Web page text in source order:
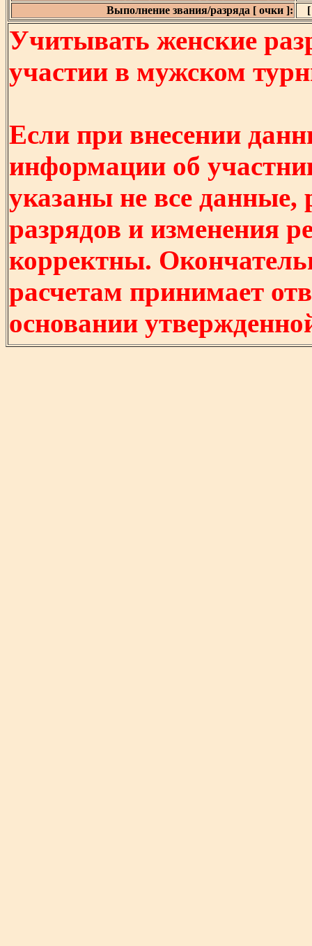
Выполнение звания/разряда [ очки ]:
Учитывать женские
участии в мужском
Если при внесении
информации об
указаны не все
разрядов и изменения
корректны.
расчетам принимает
основании